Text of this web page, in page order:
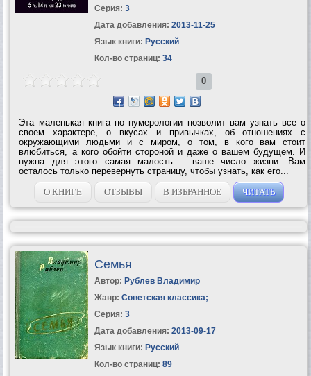
Серия: 3
Дата добавления: 2013-11-25
Язык книги: Русский
Кол-во страниц: 34
0
Эта маленькая книга по нумерологии позволит вам узнать все о
своем характере, о вкусах и привычках, об отношениях с
окружающими людьми и с миром, о том, в кого вам стоит
влюбиться, а кого обойти стороной и даже о вашем будущем. И
нужна для этого самая малость – ваше число жизни. Вам
осталось только перевернуть страницу, чтобы узнать, как его...
О КНИГЕ
ОТЗЫВЫ В ИЗБРАННОЕ ЧИТАТЬ
Семья
Автор: Рублев Владимир
Жанр: Советская классика;
Серия: 3
Дата добавления: 2013-09-17
Язык книги: Русский
Кол-во страниц: 89